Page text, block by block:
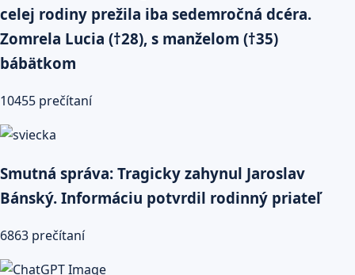
celej rodiny prežila iba sedemročná dcéra.
Zomrela Lucia (†28), s manželom (†35)
bábätkom
10455 prečítaní
Smutná správa: Tragicky zahynul Jaroslav
Bánský. Informáciu potvrdil rodinný priateľ
6863 prečítaní